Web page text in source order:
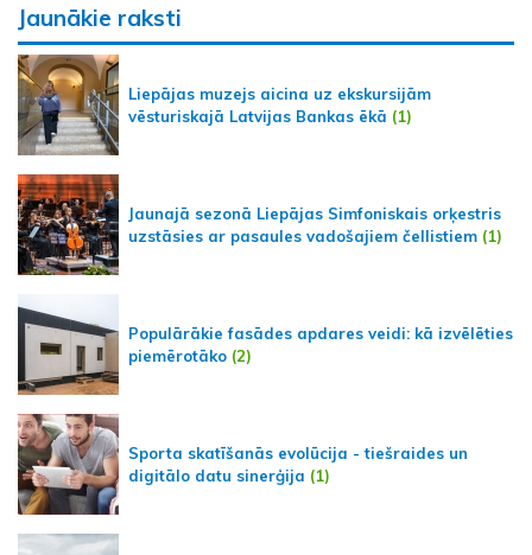
Jaunākie raksti
Liepājas muzejs aicina uz ekskursijām
vēsturiskajā Latvijas Bankas ēkā (1)
Jaunajā sezonā Liepājas Simfoniskais orķestris
uzstāsies ar pasaules vadošajiem čellistiem (1)
Populārākie fasādes apdares veidi: kā izvēlēties
piemērotāko (2)
Sporta skatīšanās evolūcija - tiešraides un
digitālo datu sinerģija (1)